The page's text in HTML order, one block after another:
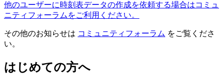
他のユーザーに時刻表データの作成を依頼する場合はコミュ
ニティフォーラムをご利用ください。
その他のお知らせは コミュニティフォーラム をご覧くださ
い。
はじめての方へ